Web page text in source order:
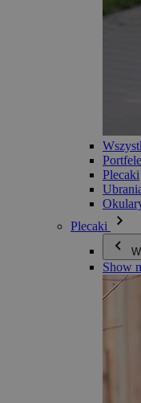
Portfele
Plecaki
Plecaki
Show